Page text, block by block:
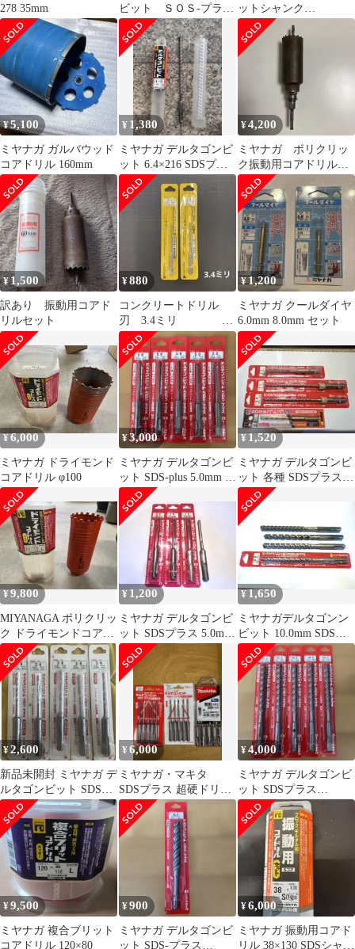
278 35mm
ビット ＳＯＳ-プラ
ス 8.5ｍｍ-14.5ｍｍ
3本
ットシャンク
NO.1（300mm）2本セ
ット
¥5,100
ミヤナガ ガルバウッド
コアドリル 160mm
¥ 1,380
ミヤナガ デルタゴンビ
ット 6.4×216 SDSプラ
ス
¥4,200
ミヤナガ ボリクリッ
ク振動用コアドリル
65mmセンタードリル付
き
¥1,500
訳あり 振動用コアド
リルセット
¥880
コンクリートドリル
刃 3.4ミリ 2
本
¥1,200
ミヤナガ クールダイヤ
6.0mm 8.0mm セット
¥6,000
ミヤナガ ドライモンド
コアドリル φ100
¥3,000
ミヤナガ デルタゴンビ
ット SDS-plus 5.0mm 5
本セット
¥1,520
ミヤナガ デルタゴンビ
ット 各種 SDSプラス
オマケ付き
¥9,800
MIYANAGA ポリクリッ
ク ドライモンドコアド
リル 75mm
¥ 1,200
ミヤナガ デルタゴンビ
ット SDSプラス 5.0mm
4本
¥1,650
ミヤナガデルタゴンン
ビット 10.0mm SDSプ
ラス 4本
¥2,600
新品未開封 ミヤナガ デ
ルタゴンビット SDSプ
ラス 3.4mm 5本セット
¥6,000
ミヤナガ・マキタ
SDSプラス 超硬ドリル
4.3mm
¥4,000
ミヤナガ デルタゴンビ
ット SDSプラス
10.5mm 5本セット
¥9,500
ミヤナガ 複合ブリット
コアドリル 120×80
¥900
ミヤナガ デルタゴンビ
ット SDS-プラス
¥6,000
ミヤナガ 振動用コアド
リル 38×130 SDSシャン